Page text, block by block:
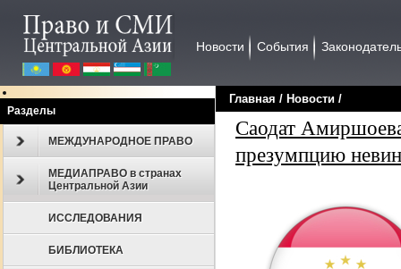
Новости События
Разделы
МЕЖДУНАРОДНОЕ ПРАВО
МЕДИАПРАВО в странах
Центральной Азии
ИССЛЕДОВАНИЯ
БИБЛИОТЕКА
Главная / Новости /
Саодат
презумпцию